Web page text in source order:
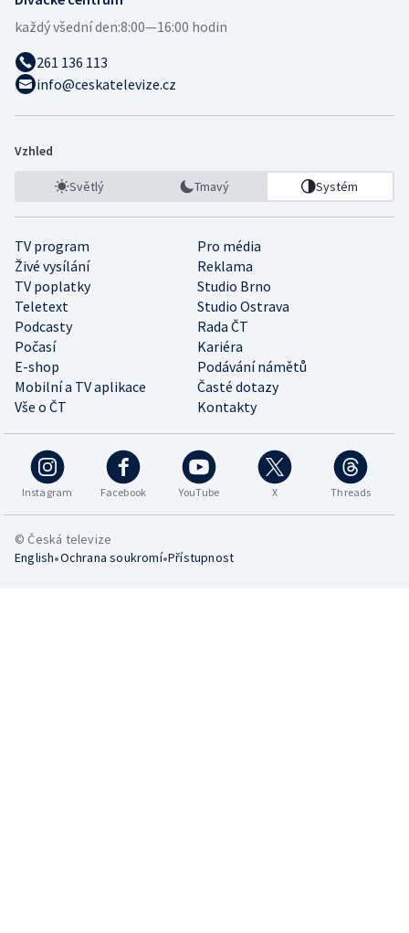
každý všední den:8:00—16:00 hodin
261 136 113
info@ceskatelevize.cz
Vzhled
Světlý Tmavý Systém
TV program
Pro média
Živé vysílání
Reklama
TV poplatky
Studio Brno
Teletext
Studio Ostrava
Podcasty
Rada ČT
Počasí
Kariéra
E-shop
Podávání námětů
Mobilní a TV aplikace
Časté dotazy
Vše o ČT
Kontakty
Instagram Facebook YouTube X Threads
© Česká televize
English•Ochrana soukromí•Přístupnost